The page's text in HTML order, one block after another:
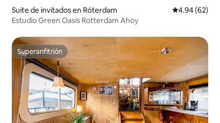
Suite de invitados en Róterdam Calificación
4.94 (62)
Estudio Green Oasis Rotterdam Ahoy
Superanfitrión
Superanfitrión